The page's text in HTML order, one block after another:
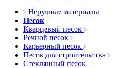
Нерудные материалы
Песок
Кварцевый песок
Речной песок
Карьерный песок
Песок для строительства
Стеклянный песок